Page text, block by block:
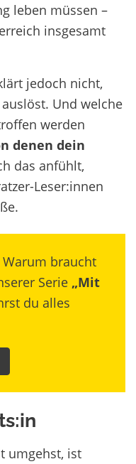
leben müssen –
insgesamt
jedoch nicht,
Und welche
werden
denen dein
das anfühlt,
Leser:innen
Warum braucht
Serie „Mit
du alles
umgehst, ist